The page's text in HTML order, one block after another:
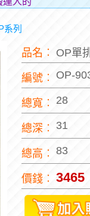
系列
品名︰ OP單
編號︰ OP-
總寬︰ 28
總深︰ 31
總高︰ 83
價錢︰ 3465